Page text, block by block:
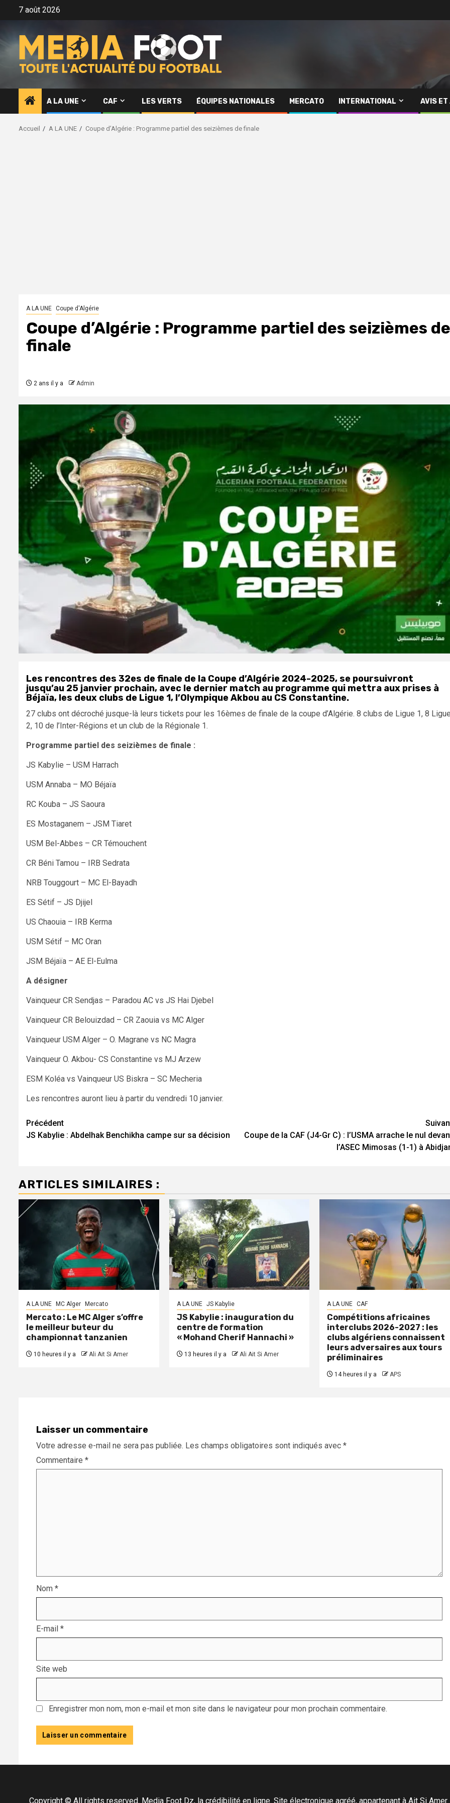
7 août 2026
A LA UNE CAF LES VERTS ÉQUIPES NATIONALES MERCATO INTERNATIONAL AVIS ET
Accueil A LA UNE Coupe d’Algérie : Programme partiel des seizièmes de finale
A LA UNE Coupe d'Algérie
Coupe d’Algérie : Programme partiel des seizièmes de
finale
2 ans il y a Admin
Les rencontres des 32es de finale de la Coupe d’Algérie 2024-2025, se poursuivront
jusqu’au 25 janvier prochain, avec le dernier match au programme qui mettra aux prises à
Béjaïa, les deux clubs de Ligue 1, l’Olympique Akbou au CS Constantine.
27 clubs ont décroché jusque-là leurs tickets pour les 16èmes de finale de la coupe d’Algérie. 8 clubs de Ligue 1, 8
2, 10 de l’Inter-Régions et un club de la Régionale 1.
Programme partiel des seizièmes de finale :
JS Kabylie – USM Harrach
USM Annaba – MO Béjaïa
RC Kouba – JS Saoura
ES Mostaganem – JSM Tiaret
USM Bel-Abbes – CR Témouchent
CR Béni Tamou – IRB Sedrata
NRB Touggourt – MC El-Bayadh
ES Sétif – JS Djijel
US Chaouia – IRB Kerma
USM Sétif – MC Oran
JSM Béjaïa – AE El-Eulma
A désigner
Vainqueur CR Sendjas – Paradou AC vs JS Hai Djebel
Vainqueur CR Belouizdad – CR Zaouia vs MC Alger
Vainqueur USM Alger – O. Magrane vs NC Magra
Vainqueur O. Akbou- CS Constantine vs MJ Arzew
ESM Koléa vs Vainqueur US Biskra – SC Mecheria
Les rencontres auront lieu à partir du vendredi 10 janvier.
Navigation
d’article
Précédent
JS Kabylie : Abdelhak Benchikha campe sur sa décision
Coupe de la CAF (J4-Gr C) : l’USMA arrache le nul
l’ASEC Mimosas (1-1) à
ARTICLES SIMILAIRES :
A LA UNE MC Alger Mercato
Mercato : Le MC Alger s’offre
le meilleur buteur du
championnat tanzanien
10 heures il y a Ali Ait Si Amer
A LA UNE JS Kabylie
JS Kabylie : inauguration du
centre de formation
« Mohand Cherif Hannachi »
13 heures il y a Ali Ait Si Amer
A LA UNE CAF
Compétitions africaines
interclubs 2026-2027 : les
clubs algériens connaissent
leurs adversaires aux tours
préliminaires
14 heures il y a APS
Laisser un commentaire
Votre adresse e-mail ne sera pas publiée. Les champs obligatoires sont indiqués avec *
Commentaire *
Nom *
E-mail *
Site web
Enregistrer mon nom, mon e-mail et mon site dans le navigateur pour mon prochain commentaire.
Copyright © All rights reserved. Media Foot Dz, la crédibilité en ligne. Site électronique agréé, appartenant à Ait Si